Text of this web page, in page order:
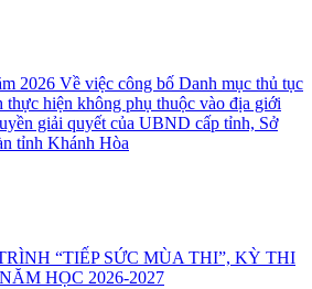
2026 Về việc công bố Danh mục thủ tục
thực hiện không phụ thuộc vào địa giới
giải quyết của UBND cấp tỉnh, Sở
tỉnh Khánh Hòa
“TIẾP SỨC MÙA THI”, KỲ THI
HỌC 2026-2027